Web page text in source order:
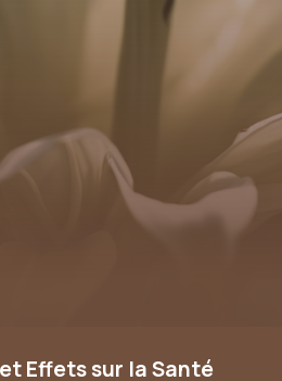
Effets sur la Santé